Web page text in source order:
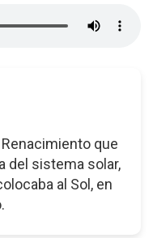
que
del sistema solar,
al Sol, en